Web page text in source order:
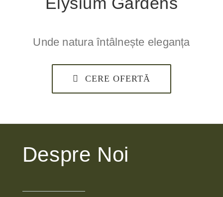
Unde natura întâlnește eleganța
CERE OFERTĂ
Despre Noi